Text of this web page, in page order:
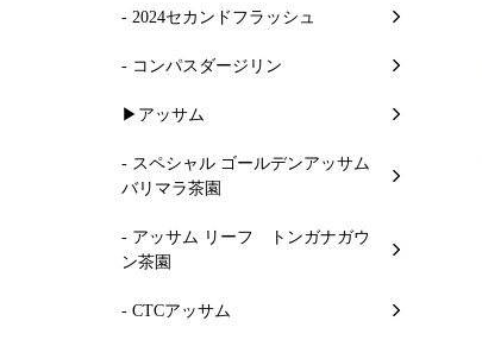
- 2024セカンドフラッシュ
- コンパスダージリン
▶アッサム
- スペシャル ゴールデンアッサム
バリマラ茶園
- アッサム リーフ トンガナガウ
ン茶園
- CTCアッサム